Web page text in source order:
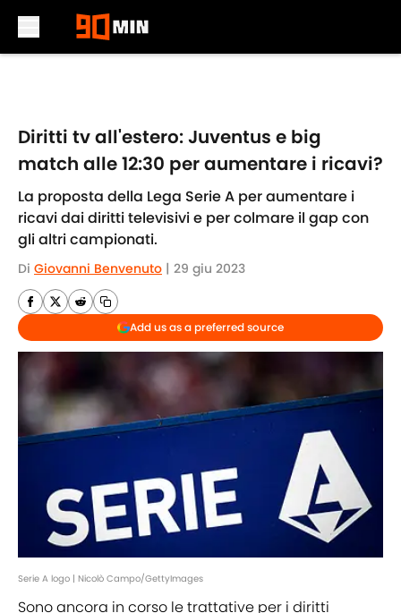
Diritti tv all'estero: Juventus e big
match alle 12:30 per aumentare i ricavi?
La proposta della Lega Serie A per aumentare i
ricavi dai diritti televisivi e per colmare il gap con
gli altri campionati.
Di Giovanni Benvenuto | 29 giu 2023
Add us as a preferred source
Serie A logo | Nicolò Campo/GettyImages
Sono ancora in corso le trattative per i diritti